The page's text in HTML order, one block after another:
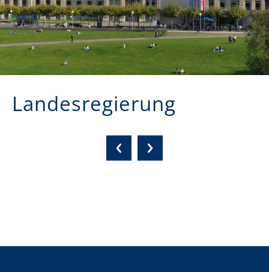
Landesregierung